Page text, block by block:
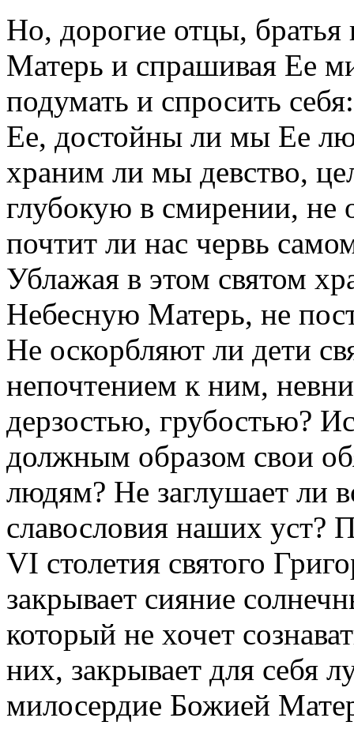
Но, дорогие отцы,
Матерь и спрашивая Ее
подумать и спросить
Ее, достойны ли мы Ее
храним ли мы девство,
глубокую в смирении, не
почтит ли нас червь
Ублажая в этом святом
Небесную Матерь, не
Не оскорбляют ли дети
непочтением к ним,
дерзостью, грубостью?
должным образом свои
людям? Не заглушает ли
славословия наших уст?
VI столетия святого
закрывает сияние
который не хочет
них, закрывает для себя
милосердие Божией